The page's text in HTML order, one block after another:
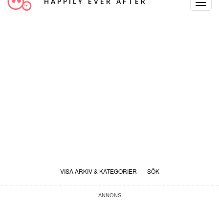
Toggle
VISA ARKIV & KATEGORIER | SÖK